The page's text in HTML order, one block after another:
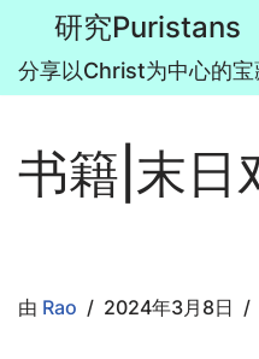
跳
正
文
研究Puristans
分享以Christ为中心的宝
书籍|末日
由 Rao 2024年3月8日